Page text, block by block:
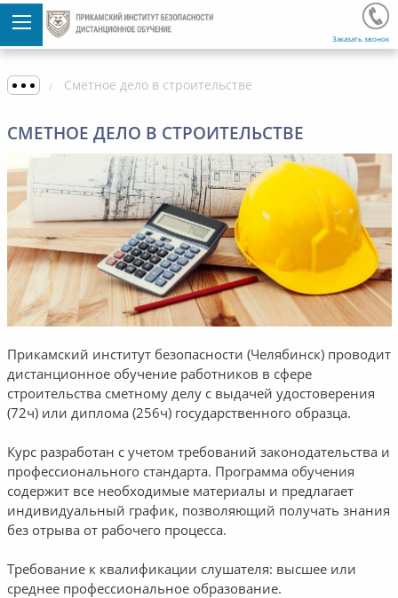
Заказать звонок
Сметное дело в строительстве
СМЕТНОЕ ДЕЛО В СТРОИТЕЛЬСТВЕ
Прикамский институт безопасности (Челябинск) проводит
дистанционное обучение работников в сфере
строительства сметному делу с выдачей удостоверения
(72ч) или диплома (256ч) государственного образца.
Курс разработан с учетом требований законодательства и
профессионального стандарта. Программа обучения
содержит все необходимые материалы и предлагает
индивидуальный график, позволяющий получать знания
без отрыва от рабочего процесса.
Требование к квалификации слушателя: высшее или
среднее профессиональное образование.